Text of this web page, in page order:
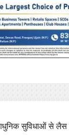
सुविधाओं से लैस